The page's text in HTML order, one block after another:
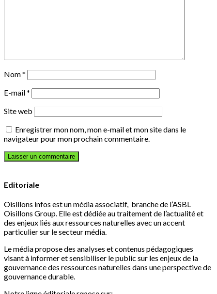
Nom*
E-mail*
Site web
Enregistrer mon nom, mon e-mail et mon site dans le
navigateur pour mon prochain commentaire.
Editoriale
Oisillons infos est un média associatif, branche de l’ASBL
Oisillons Group. Elle est dédiée au traitement de l’actualité et
des enjeux liés aux ressources naturelles avec un accent
particulier sur le secteur média.
Le média propose des analyses et contenus pédagogiques
visant à informer et sensibiliser le public sur les enjeux de la
gouvernance des ressources naturelles dans une perspective de
gouvernance durable.